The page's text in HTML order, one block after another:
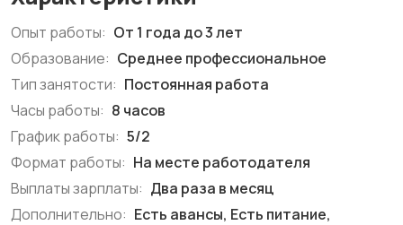
Опыт работы: От 1 года до 3 лет
Образование: Среднее профессиональное
Тип занятости: Постоянная работа
Часы работы: 8 часов
График работы: 5/2
Формат работы: На месте работодателя
Выплаты зарплаты: Два раза в месяц
Дополнительно: Есть авансы, Есть питание,